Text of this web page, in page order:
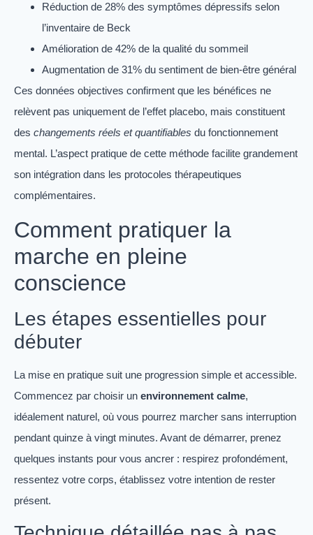
Réduction de 28% des symptômes dépressifs selon
l’inventaire de Beck
Amélioration de 42% de la qualité du sommeil
Augmentation de 31% du sentiment de bien-être général
Ces données objectives confirment que les bénéfices ne
relèvent pas uniquement de l’effet placebo, mais constituent
des changements réels et quantifiables du fonctionnement
mental. L’aspect pratique de cette méthode facilite grandement
son intégration dans les protocoles thérapeutiques
complémentaires.
Comment pratiquer la
marche en pleine
conscience
Les étapes essentielles pour
débuter
La mise en pratique suit une progression simple et accessible.
Commencez par choisir un environnement calme,
idéalement naturel, où vous pourrez marcher sans interruption
pendant quinze à vingt minutes. Avant de démarrer, prenez
quelques instants pour vous ancrer : respirez profondément,
ressentez votre corps, établissez votre intention de rester
présent.